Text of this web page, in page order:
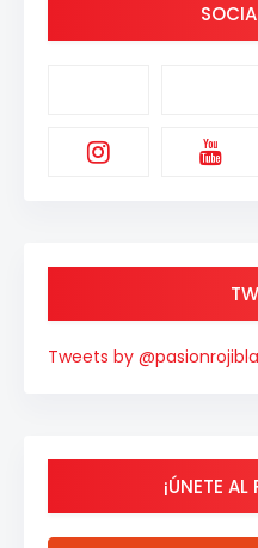
Tweets by
¡ÚNETE